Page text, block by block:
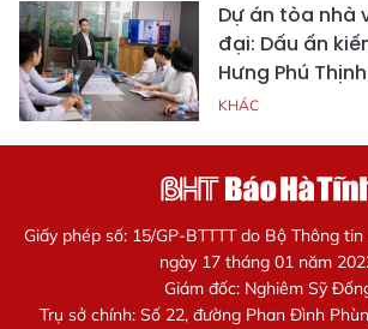
Dự án tòa nhà
đại: Dấu ấn
Hưng Phú Thịnh
KHÁC
Giấy phép số: 15/GP-BTTTT do Bộ Thông
ngày 17 tháng 01 năm
Giám đốc: Nghiêm Sỹ
Trụ sở chính: Số 22, đường Phan Đình